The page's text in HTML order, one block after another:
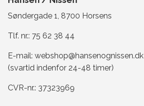
Søndergade 1, 8700 Horsens
Tlf. nr.: 75 62 38 44
E-mail: webshop@hansenognissen.dk
(svartid indenfor 24-48 timer)
CVR-nr.: 37323969